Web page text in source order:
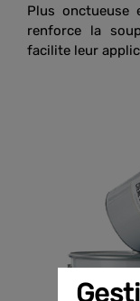
Plus onctueuse
renforce la
facilite leur